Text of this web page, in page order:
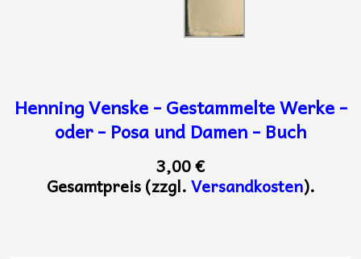
Henning Venske - Gestammelte Werke -
oder - Posa und Damen - Buch
3,00 €
Gesamtpreis (zzgl.Versandkosten).